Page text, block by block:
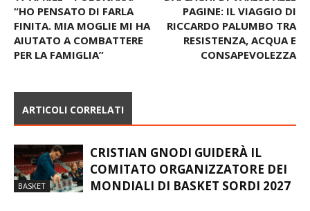
“HO PENSATO DI FARLA
FINITA. MIA MOGLIE MI HA
AIUTATO A COMBATTERE
PER LA FAMIGLIA”
PAGINE: IL VIAGGIO DI
RICCARDO PALUMBO TRA
RESISTENZA, ACQUA E
CONSAPEVOLEZZA
ARTICOLI CORRELATI
BASKET
CRISTIAN GNODI GUIDERÀ IL
COMITATO ORGANIZZATORE DEI
MONDIALI DI BASKET SORDI 2027